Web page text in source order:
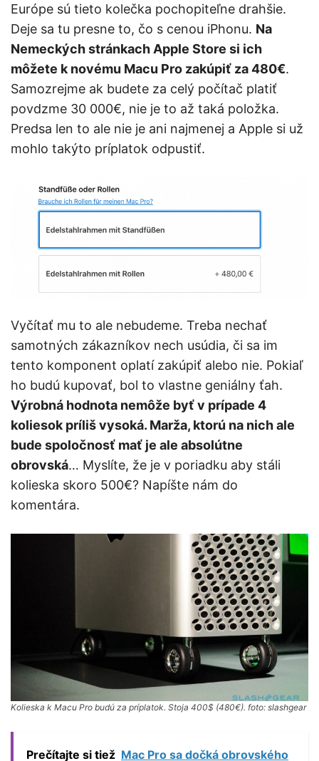
Európe sú tieto kolečka pochopiteľne drahšie.
Deje sa tu presne to, čo s cenou iPhonu. Na
Nemeckých stránkach Apple Store si ich
môžete k novému Macu Pro zakúpiť za 480€.
Samozrejme ak budete za celý počítač platiť
povdzme 30 000€, nie je to až taká položka.
Predsa len to ale nie je ani najmenej a Apple si už
mohlo takýto príplatok odpustiť.
Vyčítať mu to ale nebudeme. Treba nechať
samotných zákazníkov nech usúdia, či sa im
tento komponent oplatí zakúpiť alebo nie. Pokiaľ
ho budú kupovať, bol to vlastne geniálny ťah.
Výrobná hodnota nemôže byť v prípade 4
koliesok príliš vysoká. Marža, ktorú na nich ale
bude spoločnosť mať je ale absolútne
obrovská… Myslíte, že je v poriadku aby stáli
kolieska skoro 500€? Napíšte nám do
komentára.
Kolieska k Macu Pro budú za príplatok. Stoja 400$ (480€). foto: slashgear
Prečítajte si tiež Mac Pro sa dočká obrovského